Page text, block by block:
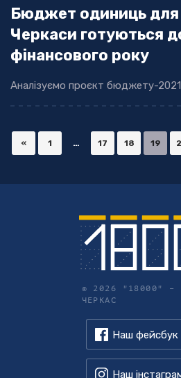
Бюджет одиниць для
Черкаси готуються
фінансового року
Аналізуємо проєкт бюджету-2021
« 1 … 17 18 19
© 2026 "18000" –
ЧЕРКАС
Наш фейсбук
Наш